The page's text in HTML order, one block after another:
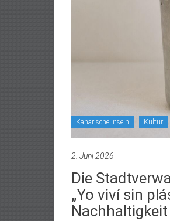
Kanarische Inseln Kultur
2. Juni 2026
Die
„Yo viví sin
Nachhaltigkeit